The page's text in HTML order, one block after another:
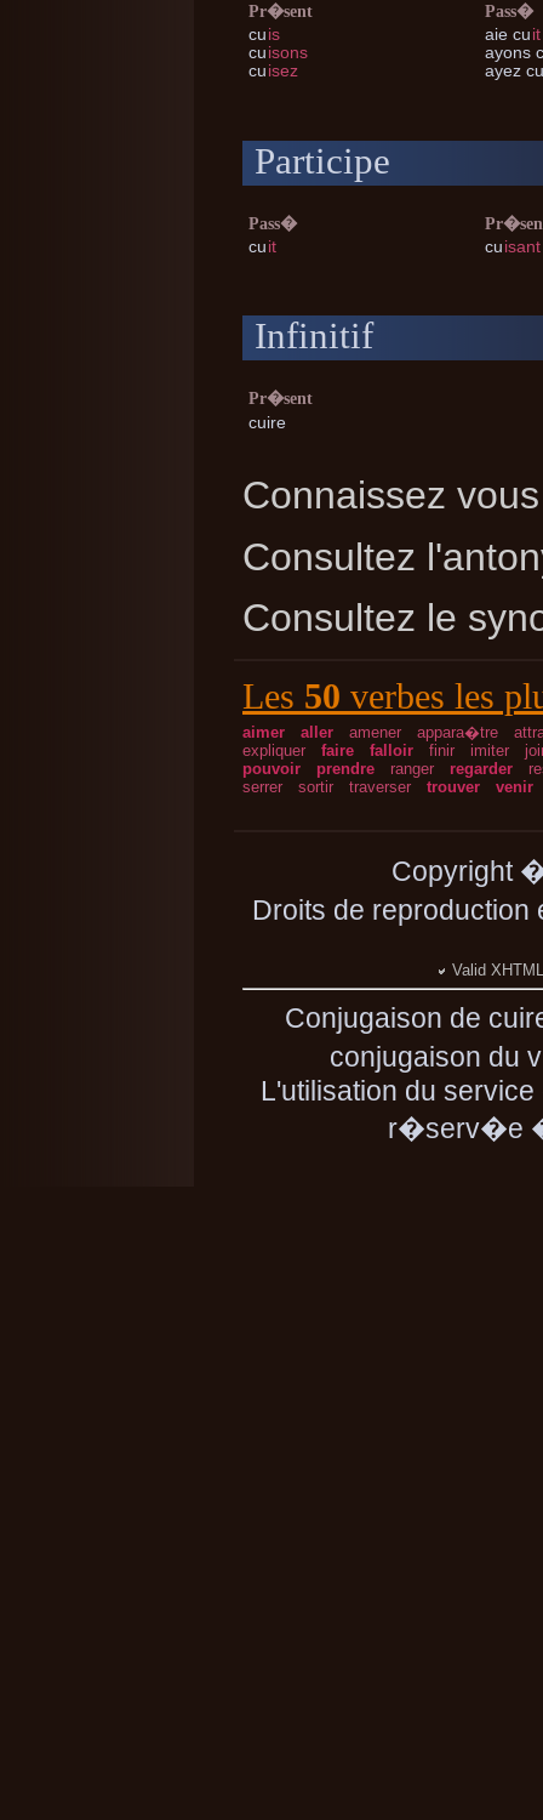
Pr�sent
cuis
cuisons
cuisez
Pass�
aie cuit
ayons
ayez cu
Participe
Pass�
cuit
cuisant
Infinitif
Pr�sent
cuire
Connaissez
Consultez
Consultez le
Les 50 verbes les
aimer aller amener appara�tre
expliquer
faire falloir finir imiter
pouvoir
prendre ranger regarder
serrer
sortir traverser trouver venir
Copyright
Droits de
Valid
Conjugaison de
conjugaison du
L'utilisation du
r�serv�e �